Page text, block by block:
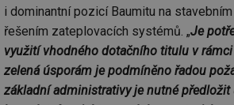
i dominantní pozicí Baumitu na
řešením zateplovacích systémů. „Je
využití vhodného dotačního titulu v
zelená úsporám je podmíněno řadou
základní administrativy je nutné předložit